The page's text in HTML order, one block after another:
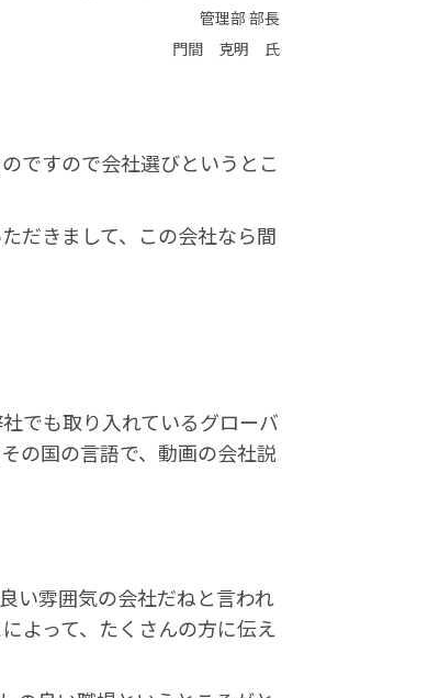
管理部 部長
門間 克明 氏
ですので会社選びというとこ
だきまして、この会社なら間
でも取り入れているグローバ
の国の言語で、動画の会社説
い雰囲気の会社だねと言われ
よって、たくさんの方に伝え